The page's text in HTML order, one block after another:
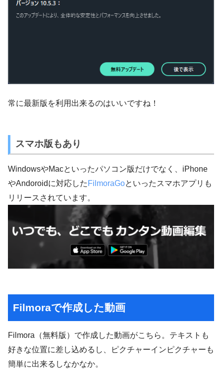
常に最新版を利用出来るのはいいですね！
スマホ版もあり
WindowsやMacといったパソコン版だけでなく、iPhone
やAndoroidに対応した FilmoraGoといったスマホアプリも
リリースされています。
Filmoraで作成した動画
Filmora（無料版）で作成した動画がこちら。テキストも
好きな位置に差し込めるし、ピクチャーインピクチャーも
簡単に出来るしなかなか。